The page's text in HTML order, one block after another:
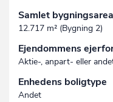
Samlet
12.717 m² (Bygning 2)
Ejendommens
Aktie-, anpart- eller
Enhedens boligtype
Andet